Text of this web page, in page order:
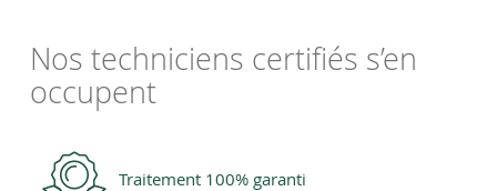
Nos techniciens certifiés s’en
occupent
Traitement 100% garanti